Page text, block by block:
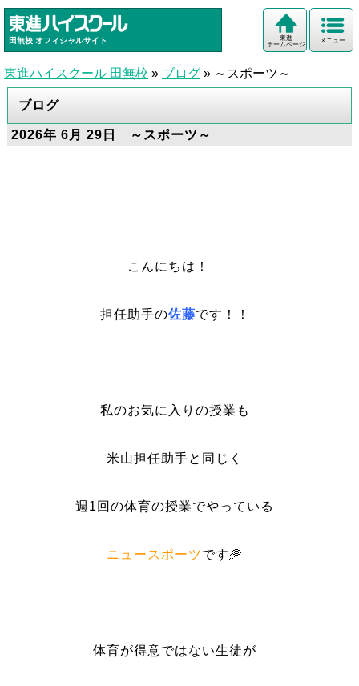
田無校 オフィシャルサイト メニュー
東進
ホームページ
東進ハイスクール 田無校 » ブログ » ～スポーツ～
ブログ
2026年 6月 29日 ～スポーツ～
こんにちは！
担任助手の佐藤です！！
私のお気に入りの授業も
米山担任助手と同じく
週1回の体育の授業でやっている
ニュースポーツです🥏
体育が得意ではない生徒が